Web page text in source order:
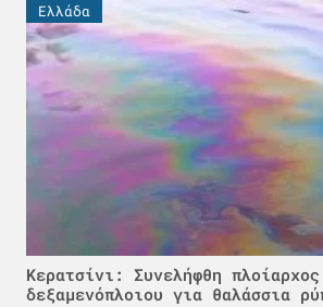
Ελλάδα
Κερατσίνι: Συνελήφθη πλοίαρχος
δεξαμενόπλοιου για θαλάσσια